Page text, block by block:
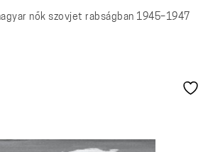
nők szovjet rabságban 1945–1947